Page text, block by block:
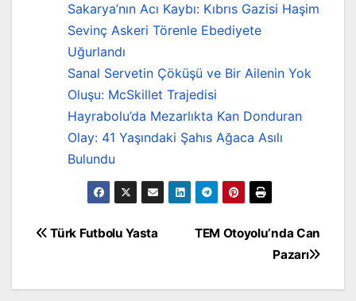
Sakarya’nın Acı Kaybı: Kıbrıs Gazisi Haşim
Sevinç Askeri Törenle Ebediyete
Uğurlandı
Sanal Servetin Çöküşü ve Bir Ailenin Yok
Oluşu: McSkillet Trajedisi
Hayrabolu’da Mezarlıkta Kan Donduran
Olay: 41 Yaşındaki Şahıs Ağaca Asılı
Bulundu
Yazı
TEM Otoyolu’nda Can
Pazarı
Türk Futbolu Yasta